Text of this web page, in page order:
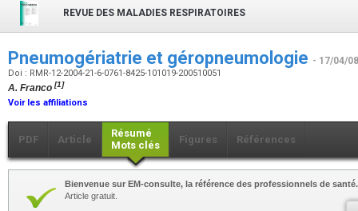
REVUE DES MALADIES RESPIRATOIRES
Pneumogériatrie et géropneumologie - 17/04/08
Doi : RMR-12-2004-21-6-0761-8425-101019-200510051
A. Franco [1]
Voir les affiliations
PDF Article
Résumé
Mots clés
Figures Références
Bienvenue sur EM-consulte, la référence des professionnels de santé.
Article gratuit.